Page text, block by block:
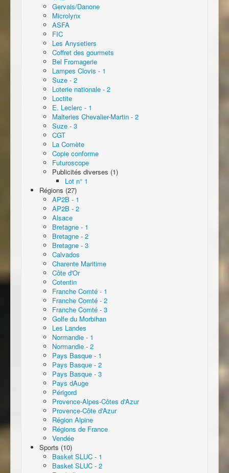
Gervais/Danone
Microlynx
ASFA
FIC
Les Anysetiers
Coffret des gourmets
Bel Fromagerie
Lampes Clovis - 1
Suze - 2
Loterie nationale - 2
Loctite
E. Leclerc - 1
Malteries Chevalier-Martin - 2
Suze - 3
CGT
La Comète
Copie conforme
Futuroscope
Publicités diverses (1)
Lot n° 1
Régions (27)
AP2B - 1
AP2B - 2
Alsace
Bretagne - 1
Bretagne - 2
Bretagne - 3
Calvados
Charente Maritime
Côte d'Or
Cotentin
Franche Comté - 1
Franche Comté - 2
Franche Comté - 3
Golfe du Morbihan
Les Landes
Normandie - 1
Normandie - 2
Pays Basque - 1
Pays Basque - 2
Pays Basque - 3
Pays dAuge
Périgord
Provence-Alpes-Côtes d'Azur
Provence-Côte d'Azur
Région Alpine
Régions de France
Vendée
Sports (10)
Basket SLUC - 1
Basket SLUC - 2